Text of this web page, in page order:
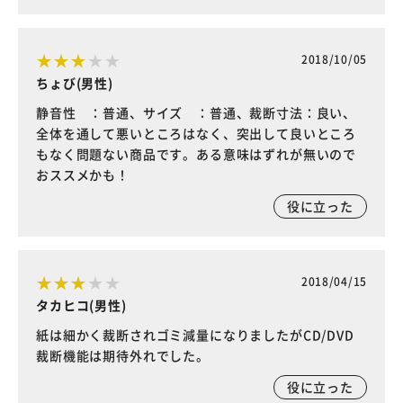
2018/10/05
ちょび(男性)
静音性 ：普通、サイズ ：普通、裁断寸法：良い、
全体を通して悪いところはなく、突出して良いところ
もなく問題ない商品です。ある意味はずれが無いので
おススメかも！
役に立った
2018/04/15
タカヒコ(男性)
紙は細かく裁断されゴミ減量になりましたがCD/DVD
裁断機能は期待外れでした。
役に立った